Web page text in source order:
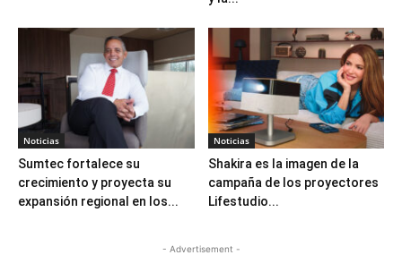
Noticias
Sumtec fortalece su
crecimiento y proyecta su
expansión regional en los...
Noticias
Shakira es la imagen de la
campaña de los proyectores
Lifestudio...
- Advertisement -